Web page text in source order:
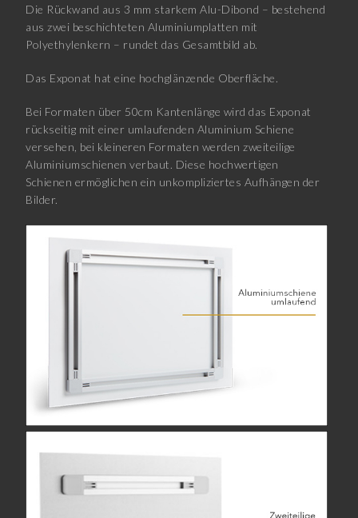
Die Rückwand aus 3 mm starkem Alu-Dibond – bestehend
aus zwei beschichteten Aluminiumplatten mit
Polyethylenkern – rundet das Gesamtbild ab.
Das Exponat hat eine hochglänzende Oberfläche.
Bei Formaten über 50cm Kantenlänge wird das Exponat
rückseitig mit einer umlaufenden Aluminium Schiene
versehen, bei kleineren Formaten werden zweiteilige
Aluminiumschienen verbaut. Diese hochwertigen
Schienen ermöglichen ein unkompliziertes Aufhängen der
Bilder.